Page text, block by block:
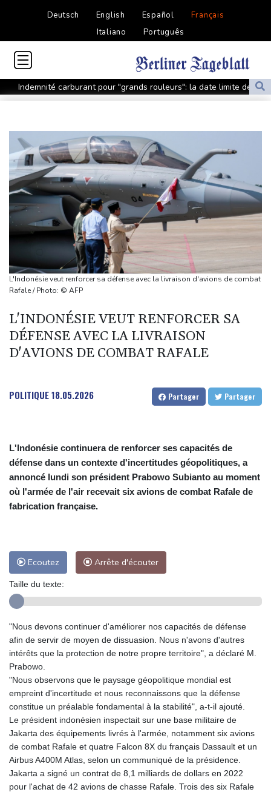
Deutsch English Español
Français
Italiano
Português
Indemnité carburant pour "grands rouleurs": la date limite de
dépôt reportée à fin août
psychologique de la reconstruction mammaire
Amazon fait construire au Texas une immense centrale à gaz
pour ses centres de données
Présidentielle: Gabriel Attal porte plainte, dénonçant une
ingérence russe
Nocturne et amatrice de café: une nouvelle espèce de grenouille
découverte au Costa Rica
Colombie: le président de la Espriella promet de combattre "sans
répit" le narcotrafic
Le rappeur Moha La Squale condamné à deux ans pour des
violences sur deux femmes
Colombie: le président de la Espriella promet de combattre "sans
répit le narcoterrorisme"
La justice bloque à nouveau la salle de bal de Trump, qui va
De la Espriella, un millionnaire pro-Trump à la présidence de la
L'Indonésie veut renforcer sa défense avec la livraison d'avions de combat
Rafale / Photo: © AFP
L'INDONÉSIE VEUT RENFORCER SA
DÉFENSE AVEC LA LIVRAISON
D'AVIONS DE COMBAT RAFALE
POLITIQUE18.05.2026 Partager Partager
L'Indonésie continuera de renforcer ses capacités de
défense dans un contexte d'incertitudes géopolitiques, a
annoncé lundi son président Prabowo Subianto au moment
où l'armée de l'air recevait six avions de combat Rafale de
fabrication française.
Ecoutez Arrête d'écouter
Taille du texte:
"Nous devons continuer d'améliorer nos capacités de défense
afin de servir de moyen de dissuasion. Nous n'avons d'autres
intérêts que la protection de notre propre territoire", a déclaré M.
Prabowo.
"Nous observons que le paysage géopolitique mondial est
empreint d'incertitude et nous reconnaissons que la défense
constitue un préalable fondamental à la stabilité", a-t-il ajouté.
Le président indonésien inspectait sur une base militaire de
Jakarta des équipements livrés à l'armée, notamment six avions
de combat Rafale et quatre Falcon 8X du français Dassault et un
Airbus A400M Atlas, selon un communiqué de la présidence.
Jakarta a signé un contrat de 8,1 milliards de dollars en 2022
pour l'achat de 42 avions de chasse Rafale. Trois des six Rafale